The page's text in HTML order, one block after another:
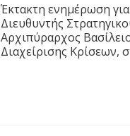
Έκτακτη ενημέρωση
Διευθυντής
Αρχιπύραρχος
Διαχείρισης Κρίσεων,